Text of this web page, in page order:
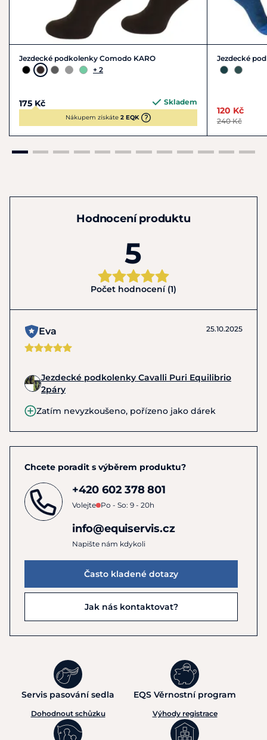
Jezdecké podkolenky Comodo KARO
+ 2
175 Kč Skladem
Nákupem získáte 2 EQK
Jezdecké
120 Kč
240 Kč
Hodnocení produktu
5
Počet hodnocení (1)
Eva 25.10.2025
Jezdecké podkolenky Cavalli Puri Equilibrio
2páry
Zatím nevyzkoušeno, pořízeno jako dárek
Chcete poradit s výběrem produktu?
+420 602 378 801
Volejte Po - So: 9 - 20h
info@equiservis.cz
Napište nám kdykoli
Často kladené dotazy
Jak nás kontaktovat?
Servis pasování sedla
Dohodnout schůzku
EQS Věrnostní program
Výhody registrace